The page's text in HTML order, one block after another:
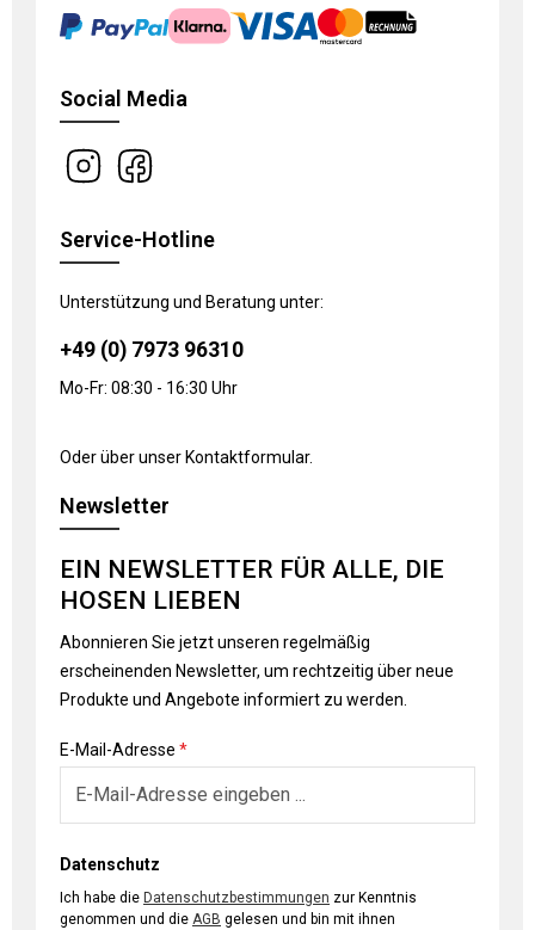
Social Media
Service-Hotline
Unterstützung und Beratung unter:
+49 (0) 7973 96310
Mo-Fr: 08:30 - 16:30 Uhr
Oder über unser Kontaktformular.
Newsletter
EIN NEWSLETTER FÜR ALLE, DIE
HOSEN LIEBEN
Abonnieren Sie jetzt unseren regelmäßig
erscheinenden Newsletter, um rechtzeitig über neue
Produkte und Angebote informiert zu werden.
E-Mail-Adresse *
Datenschutz
Ich habe die Datenschutzbestimmungen
genommen und die AGB